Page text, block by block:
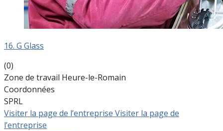
16. G Glass
(0)
Zone de travail Heure-le-Romain
Coordonnées
SPRL
Visiter la page de l’entreprise Visiter la page de
l’entreprise